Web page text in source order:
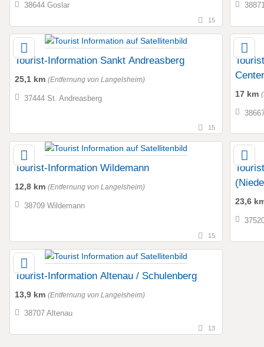
38644 Goslar
15
Tourist-Information Sankt Andreasberg
25,1 km (Entfernung von Langelsheim)
37444 St. Andreasberg
15
Center
17 km
Tourist-Information Wildemann
12,8 km (Entfernung von Langelsheim)
38709 Wildemann
15
23,6
Tourist-Information Altenau / Schulenberg
13,9 km (Entfernung von Langelsheim)
38707 Altenau
13